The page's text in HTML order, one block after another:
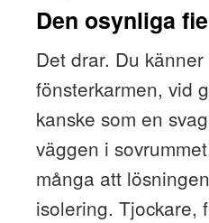
Den osynliga
Det drar. Du
fönsterkarmen, vid
kanske som en
väggen i
många att
isolering. Tjockare,